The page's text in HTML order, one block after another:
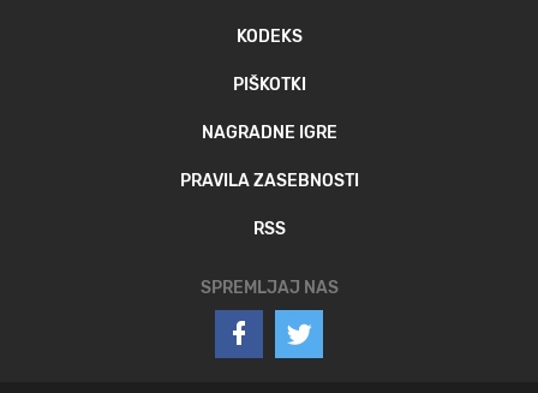
KODEKS
PIŠKOTKI
NAGRADNE IGRE
PRAVILA ZASEBNOSTI
RSS
SPREMLJAJ NAS